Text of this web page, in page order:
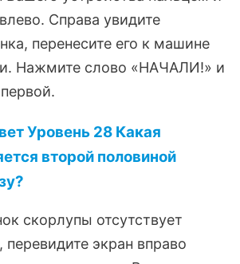
Справа увидите
перенесите его к машине
Нажмите слово «НАЧАЛИ!» и
Уровень 28 Какая
второй половиной
скорлупы отсутствует
экран вправо